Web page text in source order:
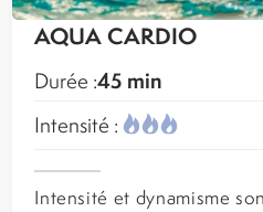
AQUA CARDIO
Durée :45 min
Intensité :
Intensité et dynamisme